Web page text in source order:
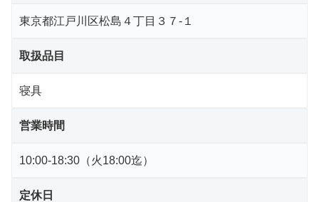
東京都江戸川区松島４丁目３７-１
取扱品目
寝具
営業時間
10:00-18:30（火18:00迄）
定休日